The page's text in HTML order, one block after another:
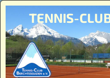
TENNIS-